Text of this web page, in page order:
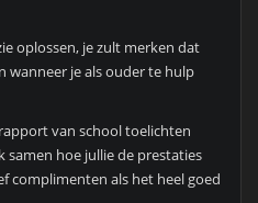
oplossen, je zult merken dat
wanneer je als ouder te hulp
van school toelichten
samen hoe jullie de prestaties
complimenten als het heel goed